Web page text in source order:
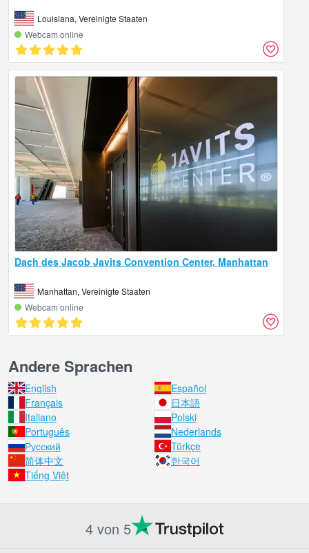
Louisiana, Vereinigte Staaten
Webcam online
Dach des Jacob Javits Convention Center, Manhattan
Manhattan, Vereinigte Staaten
Webcam online
Andere Sprachen
English
Español
Français
日本語
Italiano
Polski
Português
Nederlands
Русский
Türkçe
简体中文
한국어
Tiếng Việt
4 von 5